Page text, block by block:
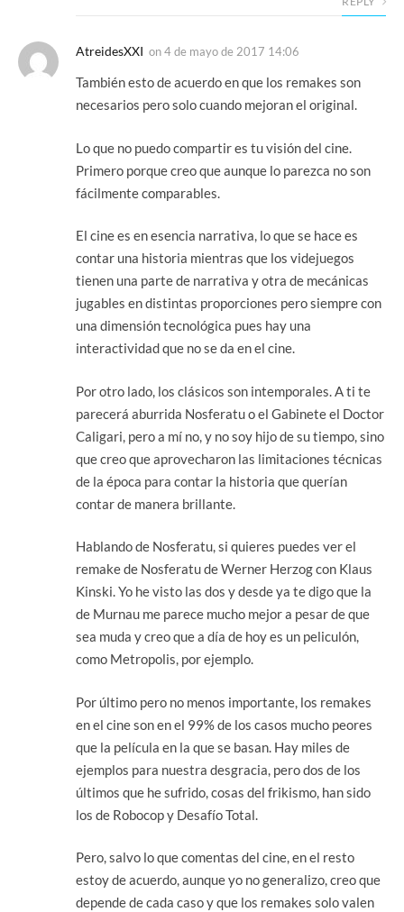
AtreidesXXI on4 de mayo de 2017 14:06
También esto de acuerdo en que los remakes son
necesarios pero solo cuando mejoran el original.
Lo que no puedo compartir es tu visión del cine.
Primero porque creo que aunque lo parezca no son
fácilmente comparables.
El cine es en esencia narrativa, lo que se hace es
contar una historia mientras que los videjuegos
tienen una parte de narrativa y otra de mecánicas
jugables en distintas proporciones pero siempre con
una dimensión tecnológica pues hay una
interactividad que no se da en el cine.
Por otro lado, los clásicos son intemporales. A ti te
parecerá aburrida Nosferatu o el Gabinete el Doctor
Caligari, pero a mí no, y no soy hijo de su tiempo, sino
que creo que aprovecharon las limitaciones técnicas
de la época para contar la historia que querían
contar de manera brillante.
Hablando de Nosferatu, si quieres puedes ver el
remake de Nosferatu de Werner Herzog con Klaus
Kinski. Yo he visto las dos y desde ya te digo que la
de Murnau me parece mucho mejor a pesar de que
sea muda y creo que a día de hoy es un peliculón,
como Metropolis, por ejemplo.
Por último pero no menos importante, los remakes
en el cine son en el 99% de los casos mucho peores
que la película en la que se basan. Hay miles de
ejemplos para nuestra desgracia, pero dos de los
últimos que he sufrido, cosas del frikismo, han sido
los de Robocop y Desafío Total.
Pero, salvo lo que comentas del cine, en el resto
estoy de acuerdo, aunque yo no generalizo, creo que
depende de cada caso y que los remakes solo valen